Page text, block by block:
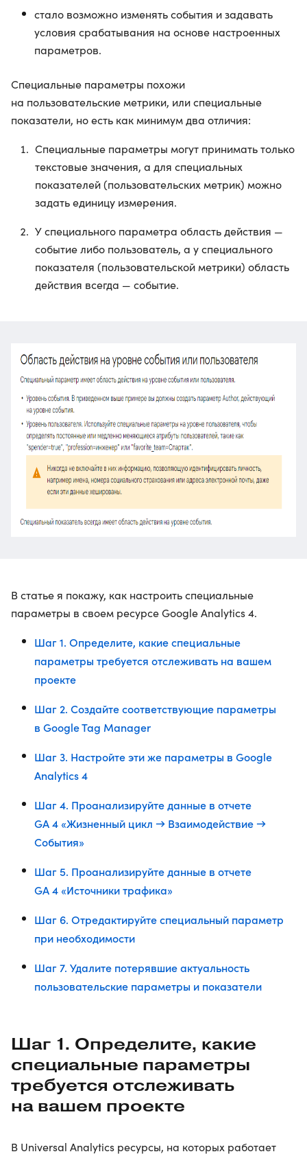
стало возможно изменять события и задавать
условия срабатывания на основе настроенных
параметров.
Специальные параметры похожи
на пользовательские метрики, или специальные
показатели, но есть как минимум два отличия:
Специальные параметры могут принимать только
текстовые значения, а для специальных
показателей (пользовательских метрик) можно
задать единицу измерения.
У специального параметра область действия —
событие либо пользователь, а у специального
показателя (пользовательской метрики) область
действия всегда — событие.
В статье я покажу, как настроить специальные
параметры в своем ресурсе Google Analytics 4.
Шаг 1. Определите, какие специальные
параметры требуется отслеживать на вашем
проекте
Шаг 2. Создайте соответствующие параметры
в Google Tag Manager
Шаг 3. Настройте эти же параметры в Google
Analytics 4
Шаг 4. Проанализируйте данные в отчете
GA 4 «Жизненный цикл → Взаимодействие →
События»
Шаг 5. Проанализируйте данные в отчете
GA 4 «Источники трафика»
Шаг 6. Отредактируйте специальный параметр
при необходимости
Шаг 7. Удалите потерявшие актуальность
пользовательские параметры и показатели
Шаг 1. Определите, какие
специальные параметры
требуется отслеживать
на вашем проекте
В Universal Analytics ресурсы, на которых работает